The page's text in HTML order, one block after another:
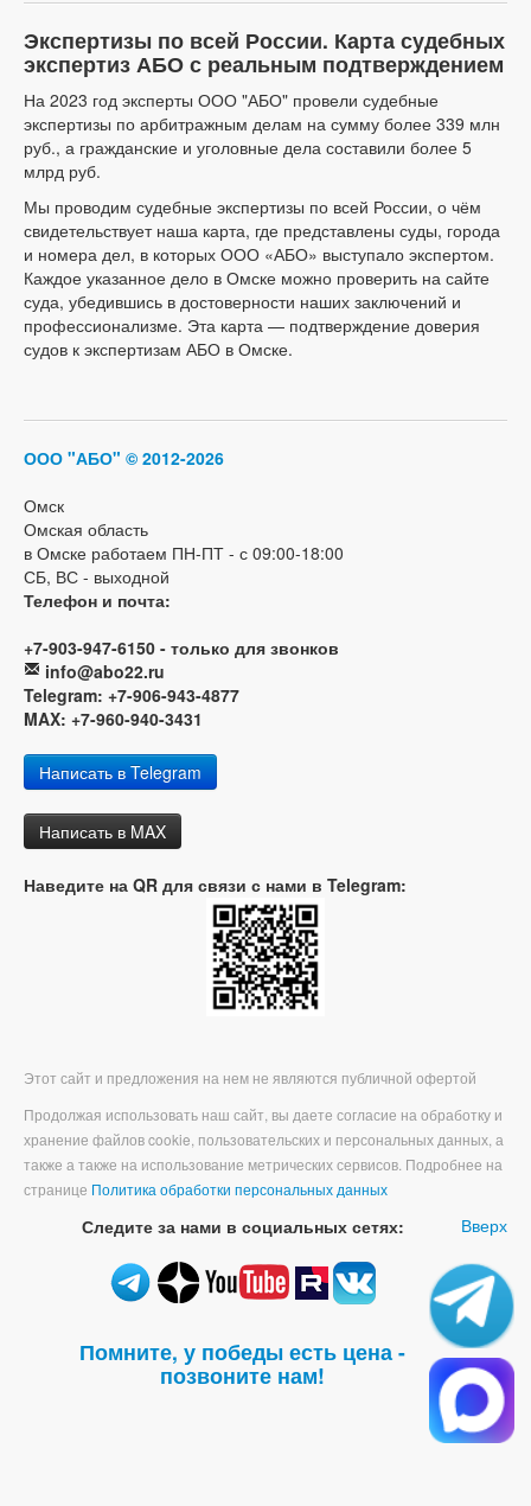
Экспертизы по всей России. Карта судебных
экспертиз АБО с реальным подтверждением
На 2023 год эксперты ООО "АБО" провели судебные
экспертизы по арбитражным делам на сумму более 339 млн
руб., а гражданские и уголовные дела составили более 5
млрд руб.
Мы проводим судебные экспертизы по всей России, о чём
свидетельствует наша карта, где представлены суды, города
и номера дел, в которых ООО «АБО» выступало экспертом.
Каждое указанное дело в Омске можно проверить на сайте
суда, убедившись в достоверности наших заключений и
профессионализме. Эта карта — подтверждение доверия
судов к экспертизам АБО в Омске.
ООО "АБО" © 2012-2026
Омск
Омская область
в Омске работаем ПН-ПТ - с 09:00-18:00
СБ, ВС - выходной
Телефон и почта:
+7-903-947-6150 - только для звонков
info@abo22.ru
Telegram: +7-906-943-4877
MAX: +7-960-940-3431
Написать в Telegram
Написать в MAX
Наведите на QR для связи с нами в Telegram:
Этот сайт и предложения на нем не являются публичной офертой
Продолжая использовать наш сайт, вы даете согласие на обработку и
хранение файлов cookie, пользовательских и персональных данных, а
также а также на использование метрических сервисов. Подробнее на
странице Политика обработки персональных данных
Вверх
Следите за нами в социальных сетях:
Помните, у победы есть цена -
позвоните нам!